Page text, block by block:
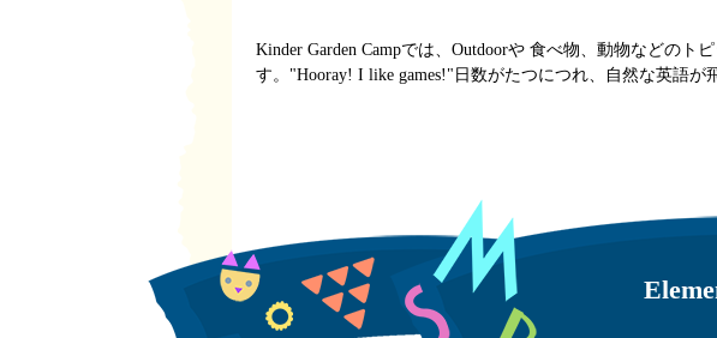
Kinder Garden Campでは、Outdoorや 食べ物、動物などの
す。"Hooray! I like games!"日数がたつにつれ、自然な英語が